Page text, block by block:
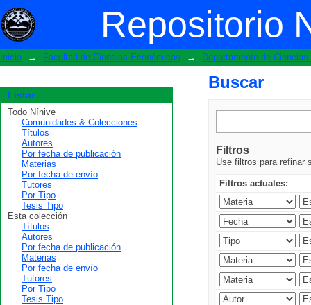
Repositorio
Buscar
Inicio → Facultad de Ciencias Económicas → Departamento de
Buscar
Filtros
Use filtros para refinar
Filtros actuales:
Listar
Todo Nínive
Comunidades & Colecciones
Títulos
Autores
Por fecha de publicación
Materias
Por fecha de envío
Tutores
Por Tipo
Tesis Tipo
Esta colección
Títulos
Autores
Por fecha de publicación
Materias
Por fecha de envío
Tutores
Por Tipo
Tesis Tipo